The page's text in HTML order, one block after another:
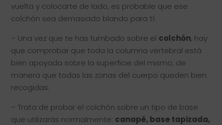
vuelta y colocarte de lado, es probable que ese
colchón sea demasiado blando para tí.
– Una vez que te has tumbado sobre el colchón, hay
que comprobar que toda la columna vertebral está
bien apoyada sobre la superficie del mismo, de
manera que todas las zonas del cuerpo queden bien
recogidas.
– Trata de probar el colchón sobre un tipo de base
que utilizarás normalmente: canapé, base tapizada,